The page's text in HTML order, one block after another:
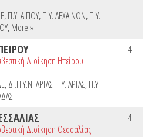
,Π.Υ. ΑΙΓΙΟΥ,Π.Υ. ΛΕΧΑΙΝΩΝ,Π.Υ.
,More »
Διοίκηση Ηπείρου
,ΔΙ.Π.Υ.Ν. ΑΡΤΑΣ-Π.Υ. ΑΡΤΑΣ,Π.Υ.
4
Διοίκηση Θεσσαλίας
4